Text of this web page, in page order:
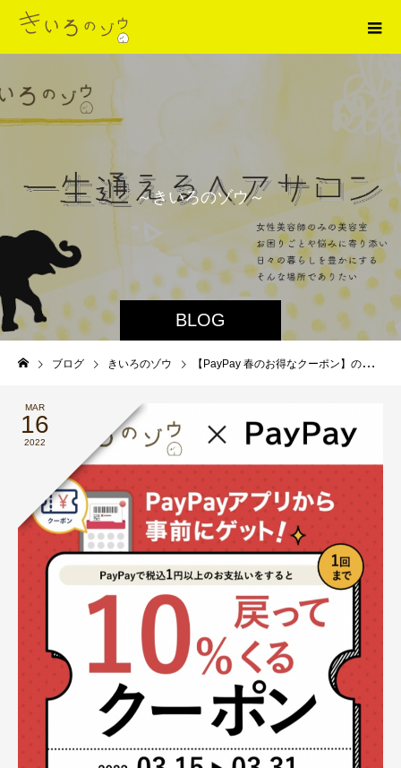
BLOG
～きいろのゾウ～
ブログ きいろのゾウ 【PayPay 春のお得なクーポン】のお知らせ 甲東園 美容室
MAR
16
2022